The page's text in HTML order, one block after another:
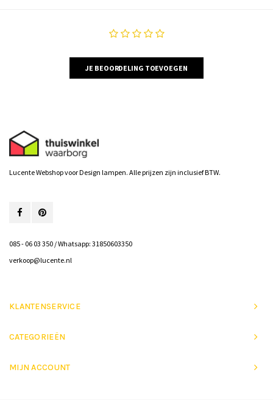
JE BEOORDELING TOEVOEGEN
Lucente Webshop voor Design lampen. Alle prijzen zijn inclusief BTW.
085 - 06 03 350 / Whatsapp: 31850603350
verkoop@lucente.nl
KLANTENSERVICE
CATEGORIEËN
MIJN ACCOUNT